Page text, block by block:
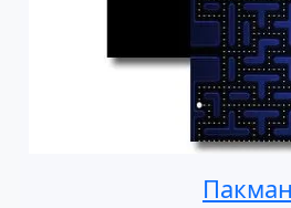
Пакман